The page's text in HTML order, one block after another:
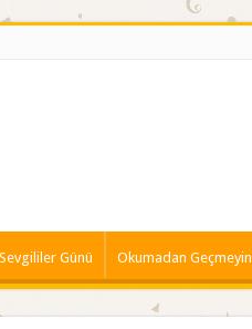
Sevgililer Günü Okumadan Geçmeyin